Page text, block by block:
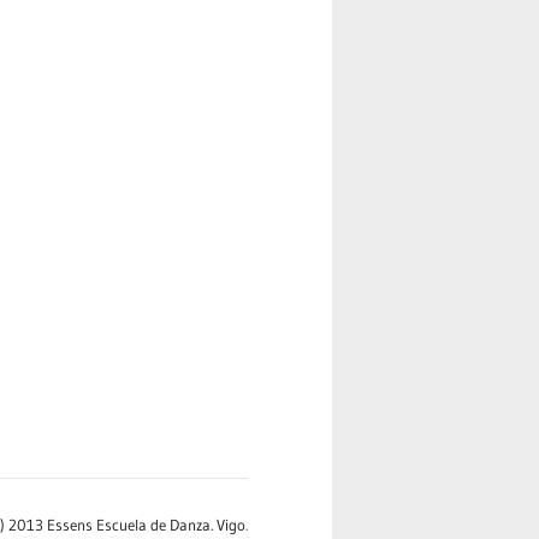
2013 Essens Escuela de Danza. Vigo.